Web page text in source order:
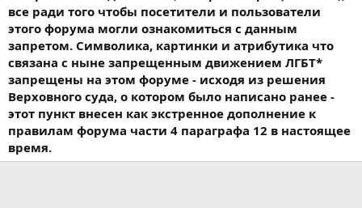
все ради того чтобы посетители и пользователи
этого форума могли ознакомиться с данным
запретом. Символика, картинки и атрибутика что
связана с ныне запрещенным движением ЛГБТ*
запрещены на этом форуме - исходя из решения
Верховного суда, о котором было написано ранее -
этот пункт внесен как экстренное дополнение к
правилам форума части 4 параграфа 12 в настоящее
время.